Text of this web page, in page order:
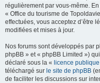
régulièrement par vous-même.
« Office du tourisme de
effectuées, vous acceptez d’être
modifiées et mises à jour.
Nos forums sont développés par
phpBB » et « phpBB Limited »)
déclaré sous la « licence
téléchargé sur le site de phpBB
de faciliter les discussions sur